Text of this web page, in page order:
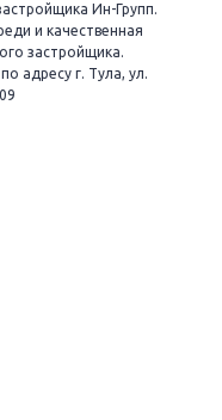
Ин-Групп.
и качественная
застройщика.
адресу г. Тула, ул.